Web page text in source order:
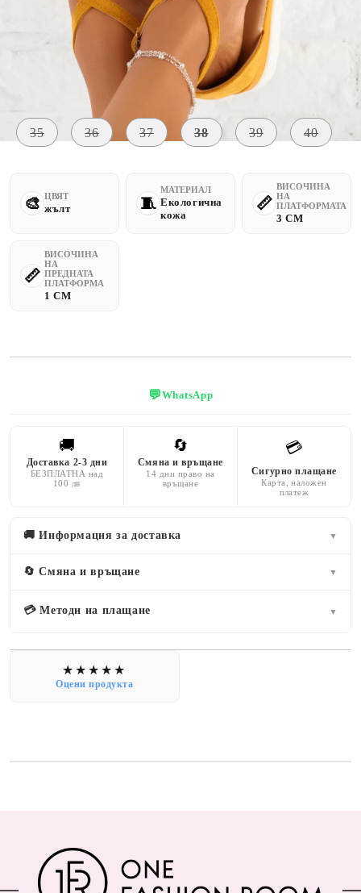
Размер на обувки:
35 36 37 38 39 40
ЦВЯТ
жълт
МАТЕРИАЛ
Екологична
кожа
ВИСОЧИНА
НА
ПЛАТФОРМАТА
3 CM
ВИСОЧИНА
НА
ПРЕДНАТА
ПЛАТФОРМА
1 CM
💬WhatsApp
🚚
Доставка 2-3 дни
БЕЗПЛАТНА над
100 лв
🔄
Смяна и връщане
14 дни право на
връщане
💳
Сигурно плащане
Карта, наложен
платеж
🚚 Информация за доставка ▼
🔄 Смяна и връщане ▼
💳 Методи на плащане ▼
Оцени продукта